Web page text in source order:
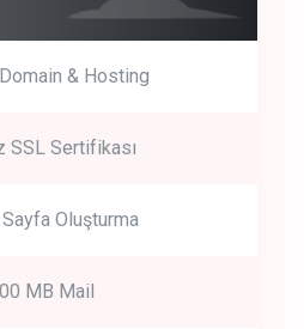
free trial no credit card
& Hosting
SSL Sertifikası
Sayfa Oluşturma
MB Mail